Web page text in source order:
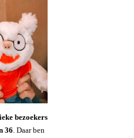
bezoekers
36. Daar ben